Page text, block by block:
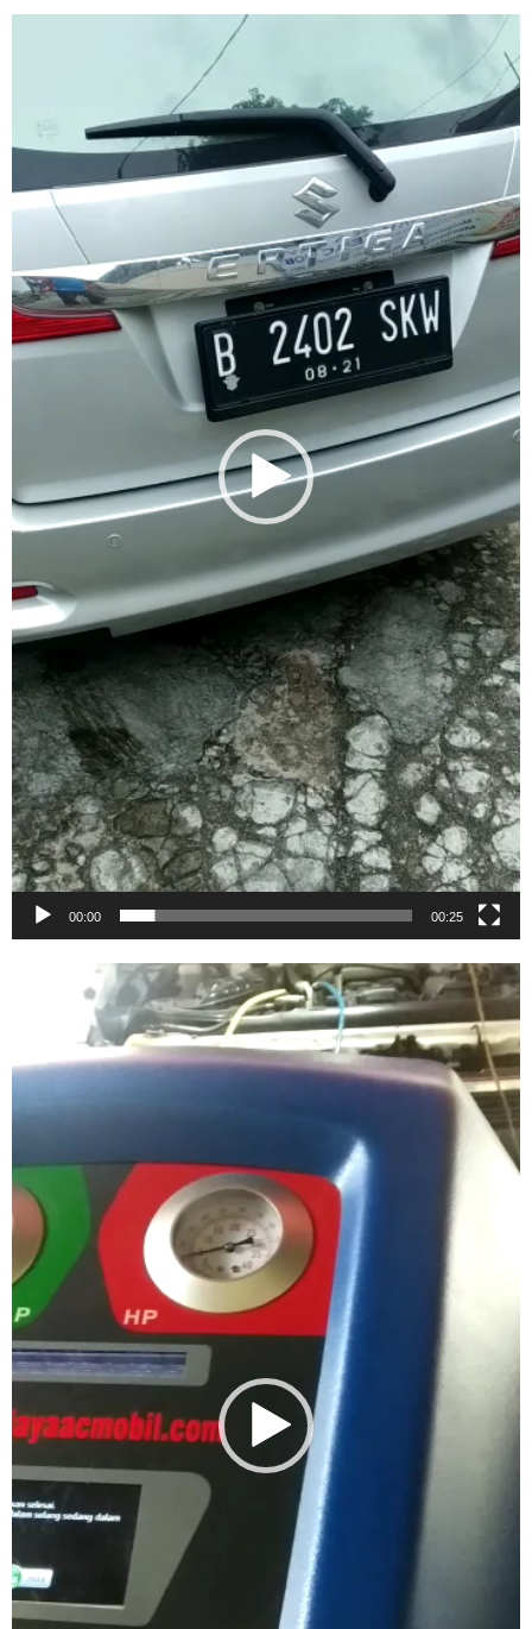
00:00 00:25